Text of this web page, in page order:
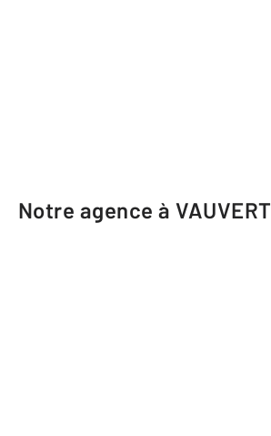
Notre agence à VAUVERT